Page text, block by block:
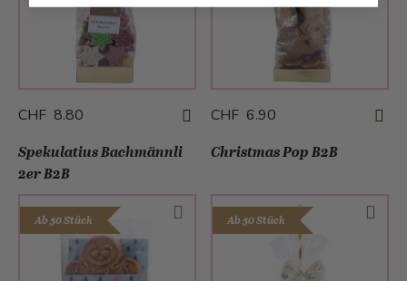
CHF 8.80 CHF 6.90
Spekulatius Bachmännli
2er B2B
Ab 50 Stück
Christmas Pop B2B
Ab 50 Stück